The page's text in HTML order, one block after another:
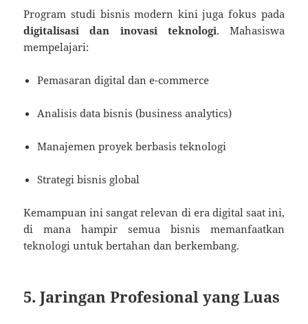
Program studi bisnis modern kini juga fokus pada
digitalisasi dan inovasi teknologi. Mahasiswa
mempelajari:
Pemasaran digital dan e-commerce
Analisis data bisnis (business analytics)
Manajemen proyek berbasis teknologi
Strategi bisnis global
Kemampuan ini sangat relevan di era digital saat ini,
di mana hampir semua bisnis memanfaatkan
teknologi untuk bertahan dan berkembang.
5. Jaringan Profesional yang Luas